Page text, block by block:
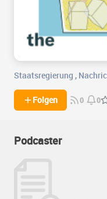
Staatsregierung ,
Folgen 0 0
Podcaster